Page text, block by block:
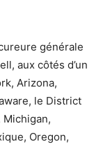
générale
aux côtés d’un
Arizona,
le District
Michigan,
Oregon,